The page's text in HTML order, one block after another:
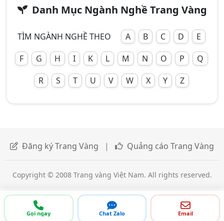
Gọi ngay Chat Zalo Email
Danh Mục Ngành Nghề Trang Vàng
TÌM NGÀNH NGHỀ THEO A B C D
E
F
G H I K L M N O P
Q
R
S T U V W X Y Z
Đăng ký Trang Vàng | Quảng cáo Trang Vàng
Copyright © 2008 Trang vàng Việt Nam. All rights reserved.